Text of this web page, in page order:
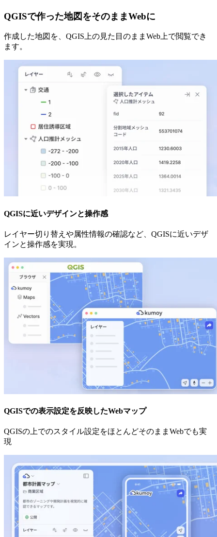
QGISで作った地図を​そのままWebに
作成した地図を、​QGIS上の見た目のまま​Web上で閲覧でき
ます。
QGISに近いデザインと操作感
レイヤー切り替えや属性情報の確認など、QGISに近いデザ
インと操作感を実現。
QGISでの表示設定を反映したWebマップ
QGISの上でのスタイル設定をほとんどそのままWebでも実
現